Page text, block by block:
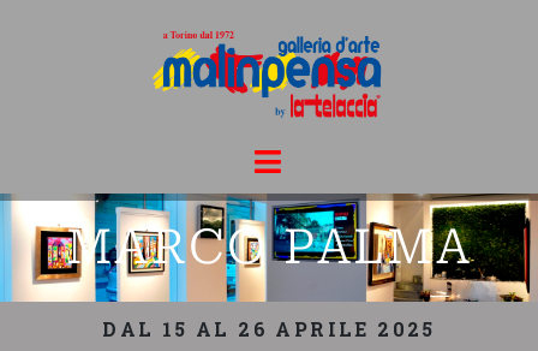
MARCO PALMA
DAL 15 AL 26 APRILE 2025